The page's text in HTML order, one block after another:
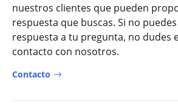
nuestros clientes que pueden
respuesta que buscas. Si no
respuesta a tu pregunta, no dudes
contacto con nosotros.
Contacto